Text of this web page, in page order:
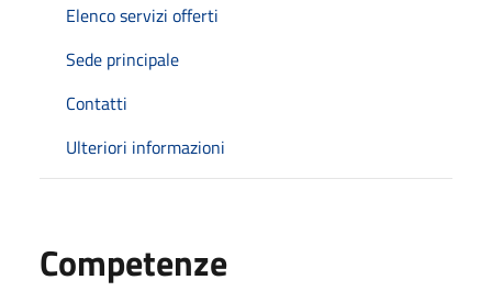
Elenco servizi offerti
Sede principale
Contatti
Ulteriori informazioni
Competenze